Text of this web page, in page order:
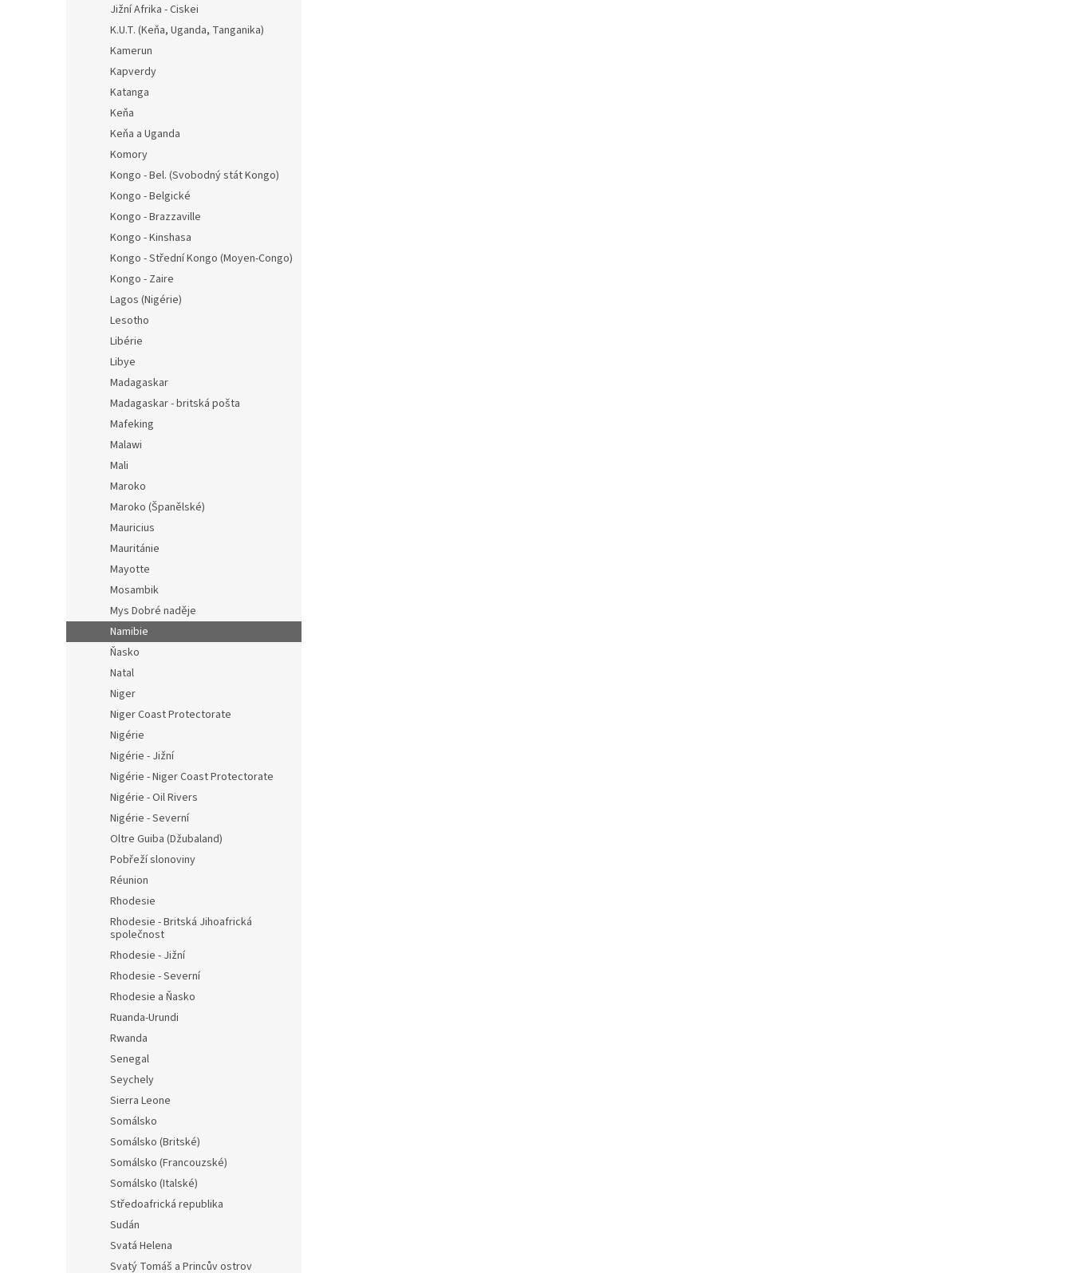
Jižní Afrika - Ciskei
K.U.T. (Keňa, Uganda, Tanganika)
Kamerun
Kapverdy
Katanga
Keňa
Keňa a Uganda
Komory
Kongo - Bel. (Svobodný stát Kongo)
Kongo - Belgické
Kongo - Brazzaville
Kongo - Kinshasa
Kongo - Střední Kongo (Moyen-Congo)
Kongo - Zaire
Lagos (Nigérie)
Lesotho
Libérie
Libye
Madagaskar
Madagaskar - britská pošta
Mafeking
Malawi
Mali
Maroko
Maroko (Španělské)
Mauricius
Mauritánie
Mayotte
Mosambik
Mys Dobré naděje
Namibie
Ňasko
Natal
Niger
Niger Coast Protectorate
Nigérie
Nigérie - Jižní
Nigérie - Niger Coast Protectorate
Nigérie - Oil Rivers
Nigérie - Severní
Oltre Guiba (Džubaland)
Pobřeží slonoviny
Réunion
Rhodesie
Rhodesie - Britská Jihoafrická
společnost
Rhodesie - Jižní
Rhodesie - Severní
Rhodesie a Ňasko
Ruanda-Urundi
Rwanda
Senegal
Seychely
Sierra Leone
Somálsko
Somálsko (Britské)
Somálsko (Francouzské)
Somálsko (Italské)
Středoafrická republika
Sudán
Svatá Helena
Svatý Tomáš a Princův ostrov